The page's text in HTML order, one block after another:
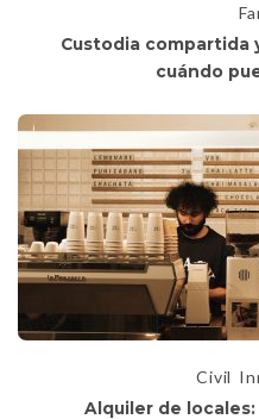
Custodia compartida
cuándo
Civil
Alquiler de